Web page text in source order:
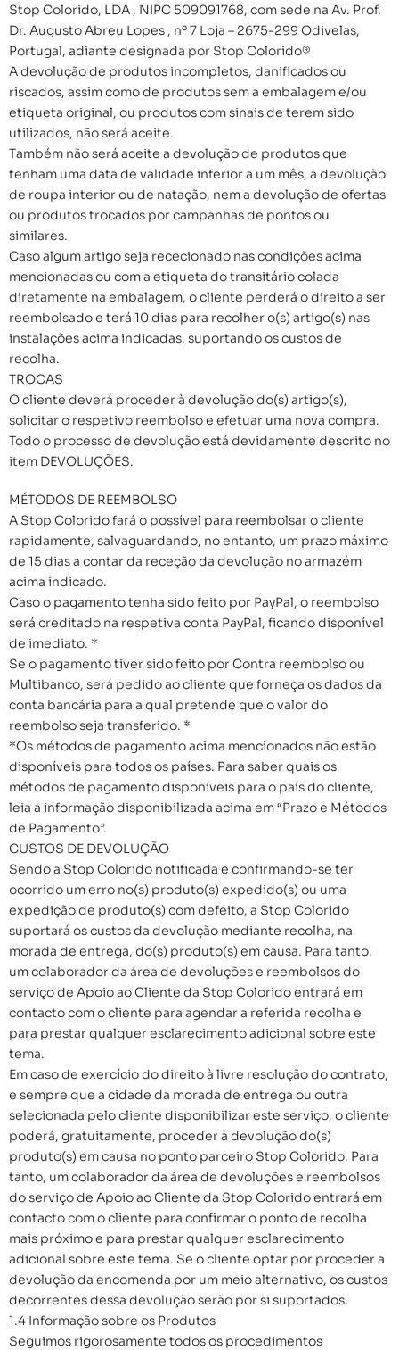
Stop Colorido, LDA , NIPC 509091768, com sede na Av. Prof.
Dr. Augusto Abreu Lopes , nº 7 Loja – 2675-299 Odivelas,
Portugal, adiante designada por Stop Colorido®
A devolução de produtos incompletos, danificados ou
riscados, assim como de produtos sem a embalagem e/ou
etiqueta original, ou produtos com sinais de terem sido
utilizados, não será aceite.
Também não será aceite a devolução de produtos que
tenham uma data de validade inferior a um mês, a devolução
de roupa interior ou de natação, nem a devolução de ofertas
ou produtos trocados por campanhas de pontos ou
similares.
Caso algum artigo seja rececionado nas condições acima
mencionadas ou com a etiqueta do transitário colada
diretamente na embalagem, o cliente perderá o direito a ser
reembolsado e terá 10 dias para recolher o(s) artigo(s) nas
instalações acima indicadas, suportando os custos de
recolha.
TROCAS
O cliente deverá proceder à devolução do(s) artigo(s),
solicitar o respetivo reembolso e efetuar uma nova compra.
Todo o processo de devolução está devidamente descrito no
item DEVOLUÇÕES.
MÉTODOS DE REEMBOLSO
A Stop Colorido fará o possível para reembolsar o cliente
rapidamente, salvaguardando, no entanto, um prazo máximo
de 15 dias a contar da receção da devolução no armazém
acima indicado.
Caso o pagamento tenha sido feito por PayPal, o reembolso
será creditado na respetiva conta PayPal, ficando disponível
de imediato. *
Se o pagamento tiver sido feito por Contra reembolso ou
Multibanco, será pedido ao cliente que forneça os dados da
conta bancária para a qual pretende que o valor do
reembolso seja transferido. *
*Os métodos de pagamento acima mencionados não estão
disponíveis para todos os países. Para saber quais os
métodos de pagamento disponíveis para o país do cliente,
leia a informação disponibilizada acima em “Prazo e Métodos
de Pagamento”.
CUSTOS DE DEVOLUÇÃO
Sendo a Stop Colorido notificada e confirmando-se ter
ocorrido um erro no(s) produto(s) expedido(s) ou uma
expedição de produto(s) com defeito, a Stop Colorido
suportará os custos da devolução mediante recolha, na
morada de entrega, do(s) produto(s) em causa. Para tanto,
um colaborador da área de devoluções e reembolsos do
serviço de Apoio ao Cliente da Stop Colorido entrará em
contacto com o cliente para agendar a referida recolha e
para prestar qualquer esclarecimento adicional sobre este
tema.
Em caso de exercício do direito à livre resolução do contrato,
e sempre que a cidade da morada de entrega ou outra
selecionada pelo cliente disponibilizar este serviço, o cliente
poderá, gratuitamente, proceder à devolução do(s)
produto(s) em causa no ponto parceiro Stop Colorido. Para
tanto, um colaborador da área de devoluções e reembolsos
do serviço de Apoio ao Cliente da Stop Colorido entrará em
contacto com o cliente para confirmar o ponto de recolha
mais próximo e para prestar qualquer esclarecimento
adicional sobre este tema. Se o cliente optar por proceder a
devolução da encomenda por um meio alternativo, os custos
decorrentes dessa devolução serão por si suportados.
1.4 Informação sobre os Produtos
Seguimos rigorosamente todos os procedimentos